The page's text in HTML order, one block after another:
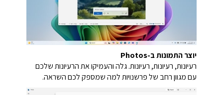
יוצר התמונות ב-Photos
רעיונות, רעיונות, רעיונות. גלה והעמיקו את הרעיונות שלכם
עם מגוון רחב של פרשנויות למה שמספק לכם השראה.